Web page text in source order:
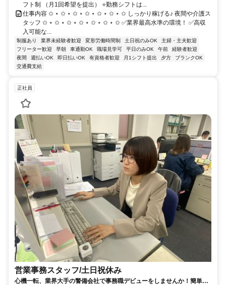
フト制 （月1回希望を提出） ⭐勤務シフトは...
仕事内容 ✩ ⋆ ✩ ⋆ ✩ ⋆ ✩ ⋆ ✩ ⋆ ✩ ⋆ ✩ しっかり稼げる♪ 夜間や介護ス
タッフ ✩ ⋆ ✩ ⋆ ✩ ⋆ ✩ ⋆ ✩ ⋆ ✩ ⋆ ✩ ✅業界最高水準の環境！ ✅高収
入可能な...
制服あり 業界未経験者歓迎 変形労働時間制 土日祝のみOK
主婦・主夫歓迎
フリーター歓迎
早朝 車通勤OK 職場見学可 平日のみOK 午前
経験者歓迎
夜間
週払いOK 即日払いOK 有資格者歓迎 月1シフト提出 夕方
ブランクOK
交通費支給
正社員
営業事務スタッフ/土日祝休み
心機一転、業界大手の警備会社で事務職デビューをしませんか！簡単な